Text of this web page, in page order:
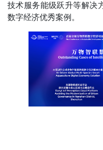
技术服务能级跃升等解决
数字经济优秀案例。